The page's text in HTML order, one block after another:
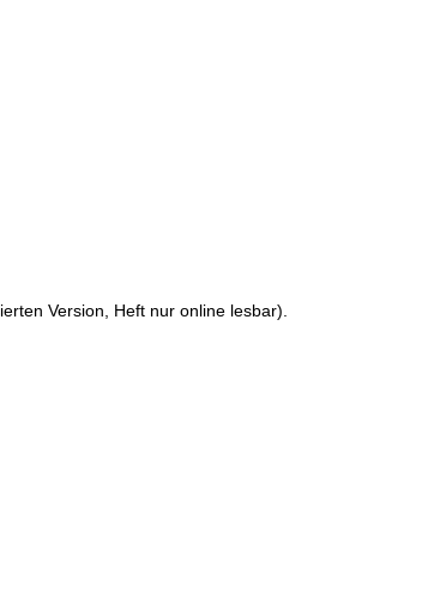
Version, Heft nur online lesbar).